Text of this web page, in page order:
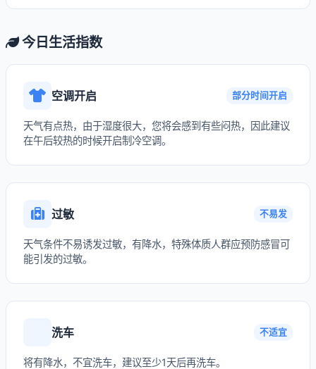
今日生活指数
空调开启 部分时间开启
天气有点热，由于湿度很大，您将会感到有些闷热，因此建议
在午后较热的时候开启制冷空调。
过敏 不易发
天气条件不易诱发过敏，有降水，特殊体质人群应预防感冒可
能引发的过敏。
洗车 不适宜
将有降水，不宜洗车，建议至少1天后再洗车。